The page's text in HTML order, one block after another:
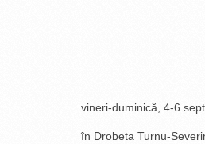
vineri-duminică, 4-6
în Drobeta Turnu-